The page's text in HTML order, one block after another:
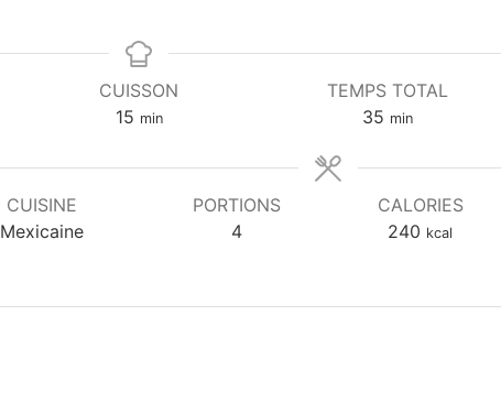
CUISSON
15m
n
min
TEMPS TOTAL
35 m
n
u
t
min
CUISINE
Mexicaine
PORTIONS
4
CALORIES
240 kcal